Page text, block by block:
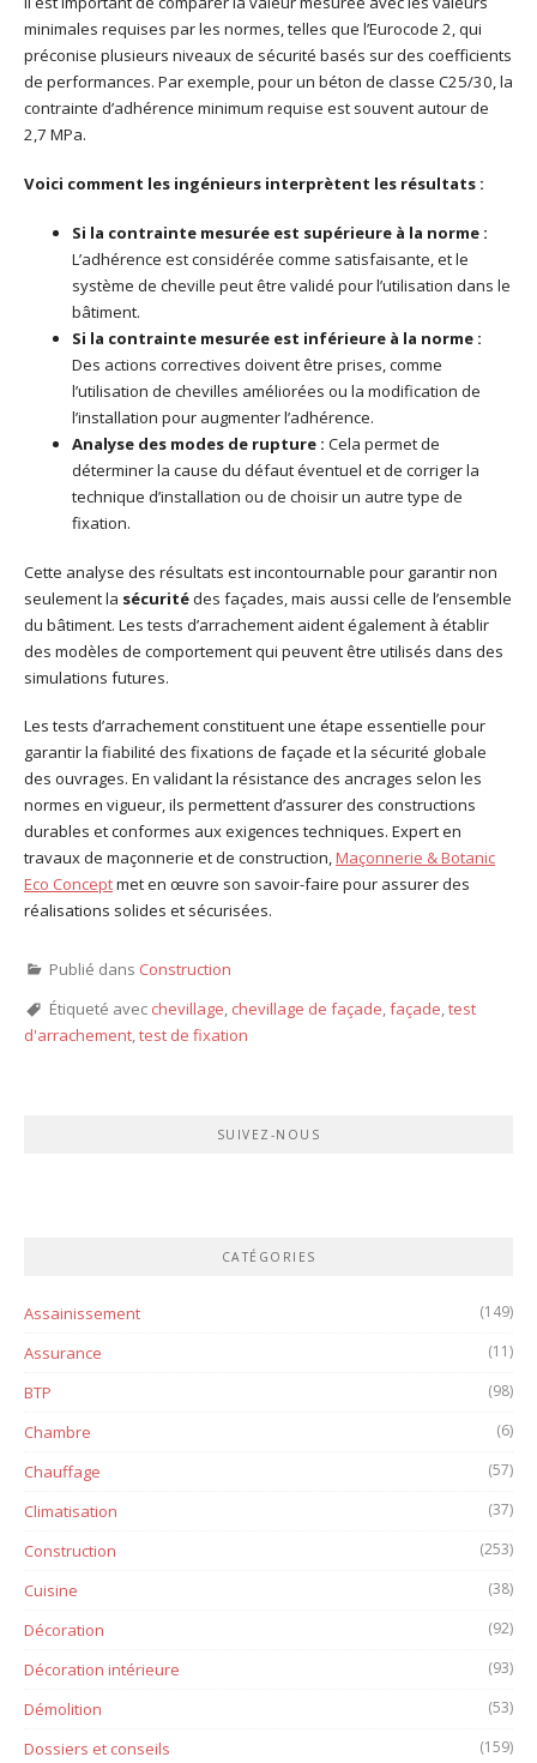
minimales requises par les normes, telles que l’Eurocode 2, qui
préconise plusieurs niveaux de sécurité basés sur des coefficients
de performances. Par exemple, pour un béton de classe C25/30, la
contrainte d’adhérence minimum requise est souvent autour de
2,7 MPa.
Voici comment les ingénieurs interprètent les résultats :
Si la contrainte mesurée est supérieure à la norme :
L’adhérence est considérée comme satisfaisante, et le
système de cheville peut être validé pour l’utilisation dans le
bâtiment.
Si la contrainte mesurée est inférieure à la norme :
Des actions correctives doivent être prises, comme
l’utilisation de chevilles améliorées ou la modification de
l’installation pour augmenter l’adhérence.
Analyse des modes de rupture : Cela permet de
déterminer la cause du défaut éventuel et de corriger la
technique d’installation ou de choisir un autre type de
fixation.
Cette analyse des résultats est incontournable pour garantir non
seulement la sécuritédes façades, mais aussi celle de l’ensemble
du bâtiment. Les tests d’arrachement aident également à établir
des modèles de comportement qui peuvent être utilisés dans des
simulations futures.
Les tests d’arrachement constituent une étape essentielle pour
garantir la fiabilité des fixations de façade et la sécurité globale
des ouvrages. En validant la résistance des ancrages selon les
normes en vigueur, ils permettent d’assurer des constructions
durables et conformes aux exigences techniques. Expert en
travaux de maçonnerie et de construction,Maçonnerie & Botanic
Eco Conceptmet en œuvre son savoir-faire pour assurer des
réalisations solides et sécurisées.
Publié dans Construction
Étiqueté avec chevillage, chevillage de façade,façade,test
d'arrachement,test de fixation
SUIVEZ-NOUS
CATÉGORIES
Assainissement (149)
Assurance (11)
BTP (98)
Chambre (6)
Chauffage (57)
Climatisation (37)
Construction (253)
Cuisine (38)
Décoration (92)
Décoration intérieure (93)
Démolition (53)
Dossiers et conseils (159)